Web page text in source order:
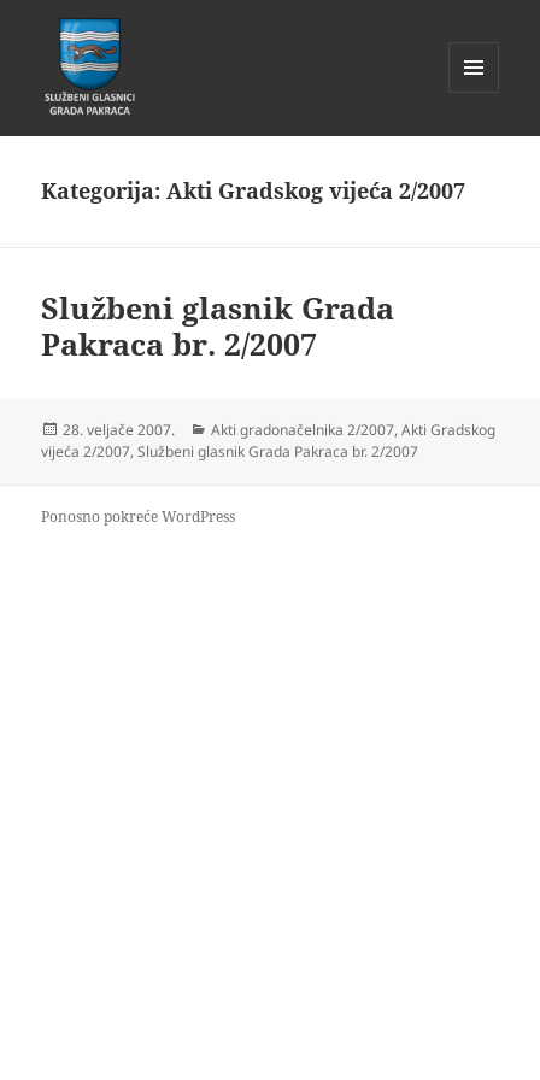
WIDGETI
Kategorija:Akti Gradskog vijeća 2/2007
Službeni glasnik Grada
Pakraca br. 2/2007
Objavljeno
dana
28. veljače 2007. Kategorije
Akti gradonačelnika 2/2007,Akti Gradskog
vijeća 2/2007,Službeni glasnik Grada Pakraca br. 2/2007
Ponosno pokreće WordPress